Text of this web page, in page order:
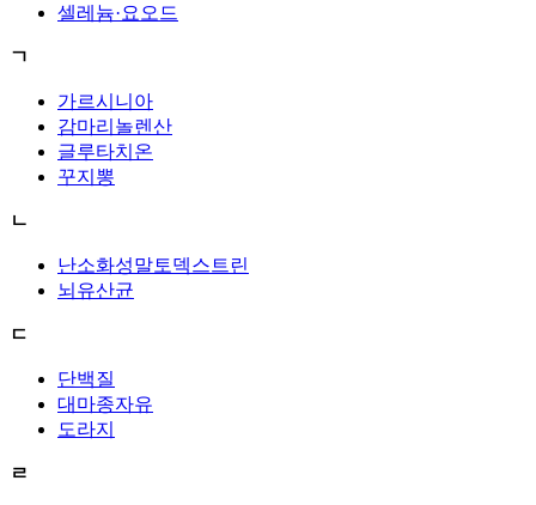
셀레늄·요오드
ㄱ
가르시니아
감마리놀렌산
글루타치온
꾸지뽕
ㄴ
난소화성말토덱스트린
뇌유산균
ㄷ
단백질
대마종자유
도라지
ㄹ